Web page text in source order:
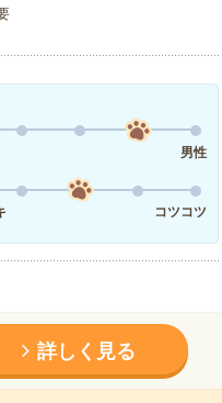
男性
コツコツ
詳しく見る